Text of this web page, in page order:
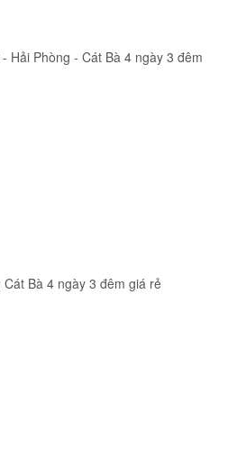
Hải Phòng - Cát Bà 4 ngày 3 đêm
Bà 4 ngày 3 đêm giá rẻ